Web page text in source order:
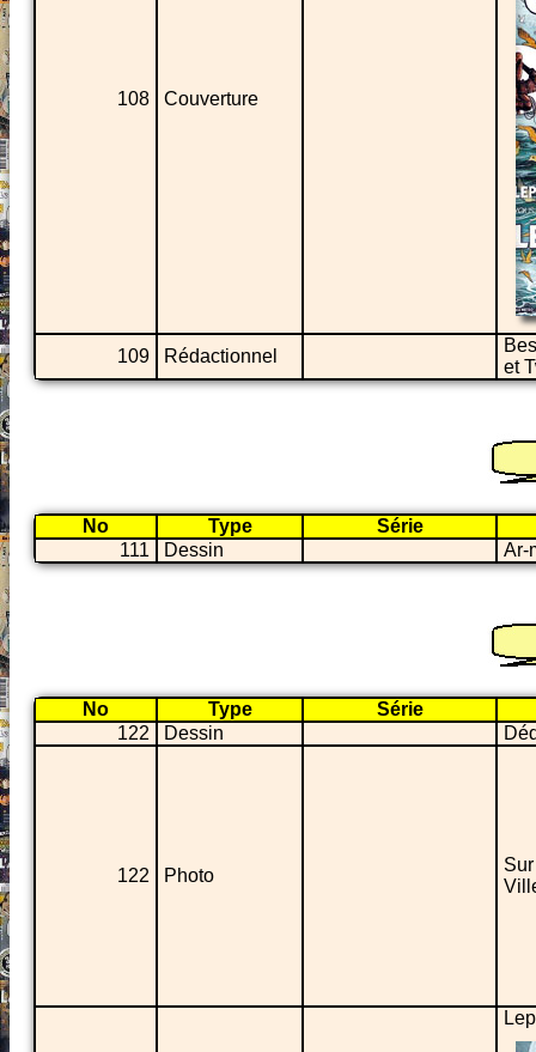
108 Couverture
109 Rédactionnel
et
No Type
Série
111
Dessin Ar-
No Type
Série
122
Dessin
122 Photo